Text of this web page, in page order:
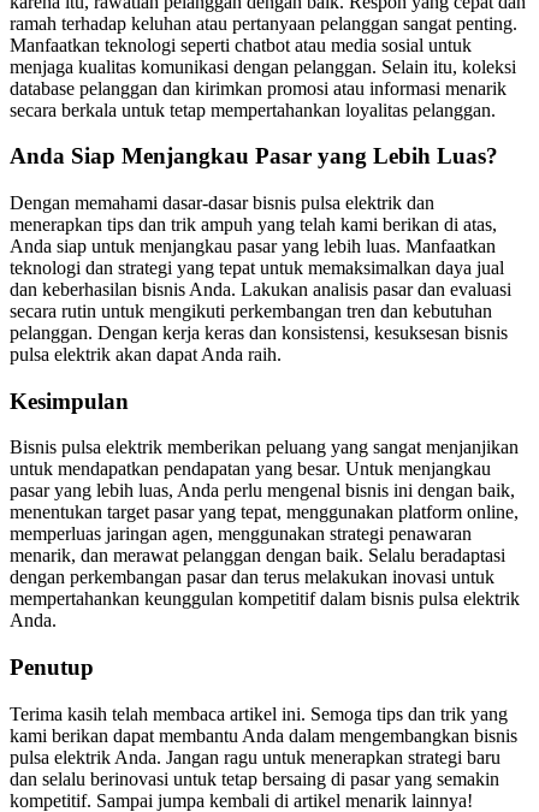
ramah terhadap keluhan atau pertanyaan pelanggan sangat penting.
Manfaatkan teknologi seperti chatbot atau media sosial untuk
menjaga kualitas komunikasi dengan pelanggan. Selain itu, koleksi
database pelanggan dan kirimkan promosi atau informasi menarik
secara berkala untuk tetap mempertahankan loyalitas pelanggan.
Anda Siap Menjangkau Pasar yang Lebih Luas?
Dengan memahami dasar-dasar bisnis pulsa elektrik dan
menerapkan tips dan trik ampuh yang telah kami berikan di atas,
Anda siap untuk menjangkau pasar yang lebih luas. Manfaatkan
teknologi dan strategi yang tepat untuk memaksimalkan daya jual
dan keberhasilan bisnis Anda. Lakukan analisis pasar dan evaluasi
secara rutin untuk mengikuti perkembangan tren dan kebutuhan
pelanggan. Dengan kerja keras dan konsistensi, kesuksesan bisnis
pulsa elektrik akan dapat Anda raih.
Kesimpulan
Bisnis pulsa elektrik memberikan peluang yang sangat menjanjikan
untuk mendapatkan pendapatan yang besar. Untuk menjangkau
pasar yang lebih luas, Anda perlu mengenal bisnis ini dengan baik,
menentukan target pasar yang tepat, menggunakan platform online,
memperluas jaringan agen, menggunakan strategi penawaran
menarik, dan merawat pelanggan dengan baik. Selalu beradaptasi
dengan perkembangan pasar dan terus melakukan inovasi untuk
mempertahankan keunggulan kompetitif dalam bisnis pulsa elektrik
Anda.
Penutup
Terima kasih telah membaca artikel ini. Semoga tips dan trik yang
kami berikan dapat membantu Anda dalam mengembangkan bisnis
pulsa elektrik Anda. Jangan ragu untuk menerapkan strategi baru
dan selalu berinovasi untuk tetap bersaing di pasar yang semakin
kompetitif. Sampai jumpa kembali di artikel menarik lainnya!